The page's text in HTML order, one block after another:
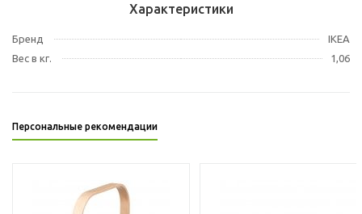
Характеристики
Бренд
IKEA
Вес в кг.
1,06
Персональные рекомендации